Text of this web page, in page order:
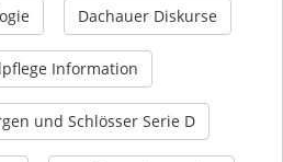
Dachauer Diskurse
Information
und Schlösser Serie D